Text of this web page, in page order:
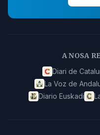
A NOSA
Diari de
La Voz de
Diario Euskadi